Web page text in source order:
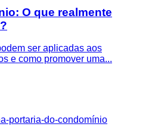
O que realmente
ser aplicadas aos
e como promover uma...